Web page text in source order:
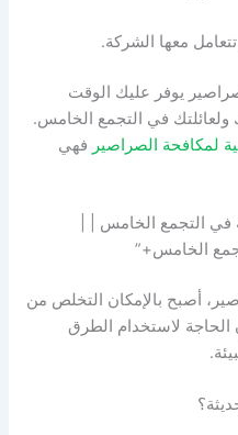
معها الشركة.
يوفر عليك الوقت
ولعائلتك في التجمع الخامس.
لمكافحة الصراصير فهي
في التجمع الخامس | |
الخامس+”
أصبح بالإمكان التخلص من
الحاجة لاستخدام الطرق